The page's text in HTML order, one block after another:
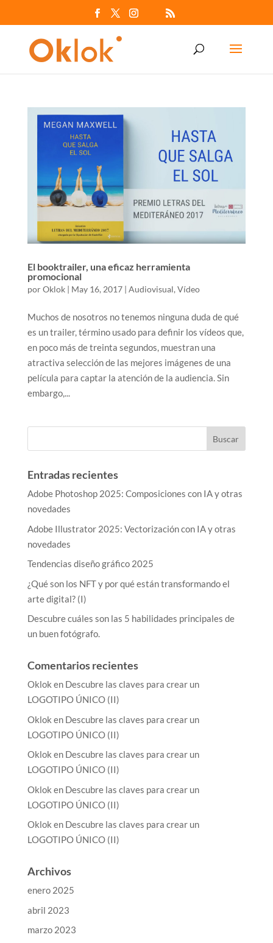
El booktrailer, una eficaz herramienta
promocional
porOklok| May 16, 2017| Audiovisual, Vídeo
Muchos de nosotros no tenemos ninguna duda de qué
es un trailer, término usado para definir los vídeos que,
en poco más de treinta segundos, muestran una
atractiva selección de las mejores imágenes de una
película para captar la atención de la audiencia. Sin
embargo,...
Entradas recientes
Adobe Photoshop 2025: Composiciones con IA y otras
novedades
Adobe Illustrator 2025: Vectorización con IA y otras
novedades
Tendencias diseño gráfico 2025
¿Qué son los NFT y por qué están transformando el
arte digital? (I)
Descubre cuáles son las 5 habilidades principales de
un buen fotógrafo.
Comentarios recientes
Oklok en Descubre las claves para crear un
LOGOTIPO ÚNICO (II)
Oklok en Descubre las claves para crear un
LOGOTIPO ÚNICO (II)
Oklok en Descubre las claves para crear un
LOGOTIPO ÚNICO (II)
Oklok en Descubre las claves para crear un
LOGOTIPO ÚNICO (II)
Oklok en Descubre las claves para crear un
LOGOTIPO ÚNICO (II)
Archivos
enero 2025
abril 2023
marzo 2023